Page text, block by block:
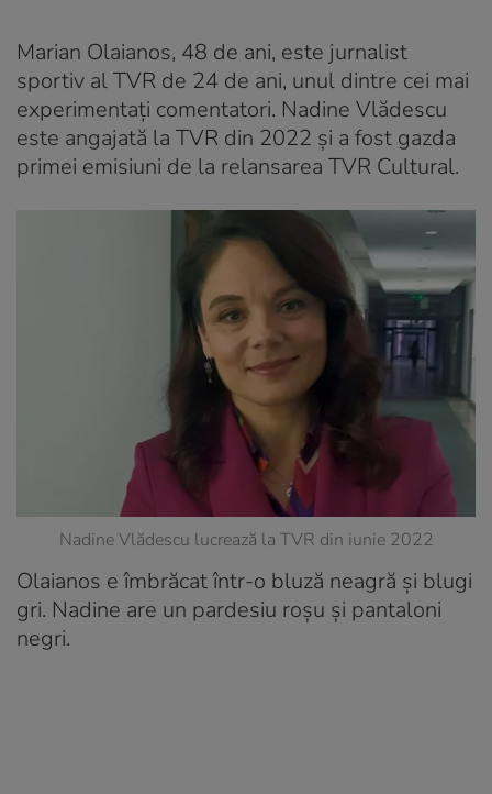
Marian Olaianos, 48 de ani, este jurnalist
sportiv al TVR de 24 de ani, unul dintre cei mai
experimentați comentatori. Nadine Vlădescu
este angajată la TVR din 2022 și a fost gazda
primei emisiuni de la relansarea TVR Cultural.
Nadine Vlădescu lucrează la TVR din iunie 2022
Olaianos e îmbrăcat într-o bluză neagră și blugi
gri. Nadine are un pardesiu roșu și pantaloni
negri.